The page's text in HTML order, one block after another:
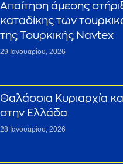
Απαίτηση άμεσης
καταδίκης των
της Τουρκικής Navtex
29 Ιανουαρίου, 2026
Θαλάσσια Κυριαρχία
στην Ελλάδα
28 Ιανουαρίου, 2026